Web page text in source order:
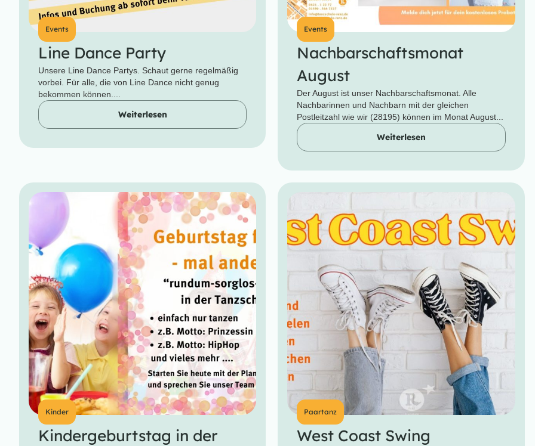
Events
Line Dance Party
Unsere Line Dance Partys. Schaut gerne regelmäßig
vorbei. Für alle, die von Line Dance nicht genug
bekommen können....
Weiterlesen
Events
Nachbarschaftsmonat
August
Der August ist unser Nachbarschaftsmonat. Alle
Nachbarinnen und Nachbarn mit der gleichen
Postleitzahl wie wir (28195) können im Monat August...
Weiterlesen
Kinder
Kindergeburtstag in der
Paartanz
West Coast Swing